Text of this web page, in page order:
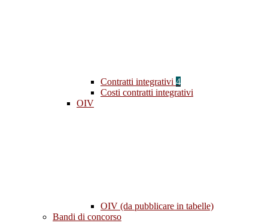
Contratti integrativi 4
Costi contratti integrativi
OIV
OIV (da pubblicare in tabelle)
Bandi di concorso